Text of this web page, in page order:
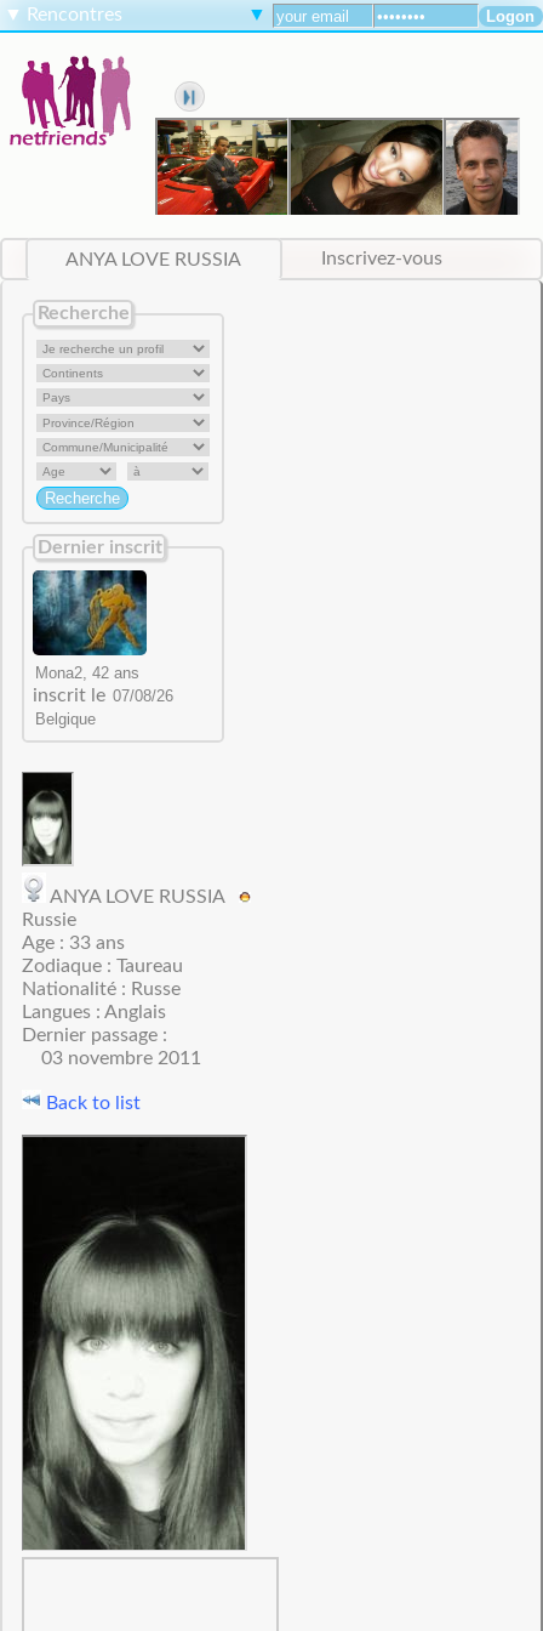
▼ Rencontres ▼
ANYA LOVE RUSSIA Inscrivez-vous
Recherche
Dernier inscrit
inscrit le
ANYA LOVE RUSSIA
Russie
Age : 33 ans
Zodiaque : Taureau
Nationalité : Russe
Langues : Anglais
Dernier passage :
03 novembre 2011
Back to list